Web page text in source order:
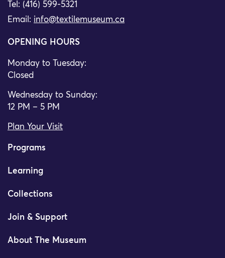
Tel: (416) 599-5321
Email: info@textilemuseum.ca
OPENING HOURS
Monday to Tuesday:
Closed
Wednesday to Sunday:
12 PM – 5 PM
Plan Your Visit
Programs
Learning
Collections
Join & Support
About The Museum